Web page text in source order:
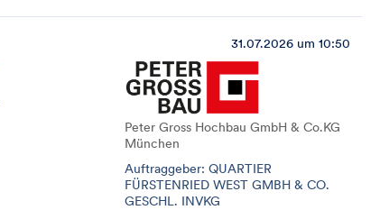
31.07.2026 um 10:50
Peter Gross Hochbau GmbH & Co.KG
München
Auftraggeber: QUARTIER
FÜRSTENRIED WEST GMBH & CO.
GESCHL. INVKG